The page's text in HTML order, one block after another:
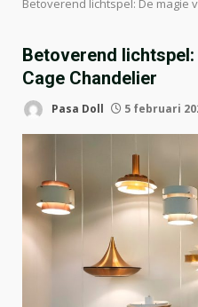
Betoverend lichtspel: De magie
Betoverend lichtspel:
Cage Chandelier
Pasa Doll 5 februari